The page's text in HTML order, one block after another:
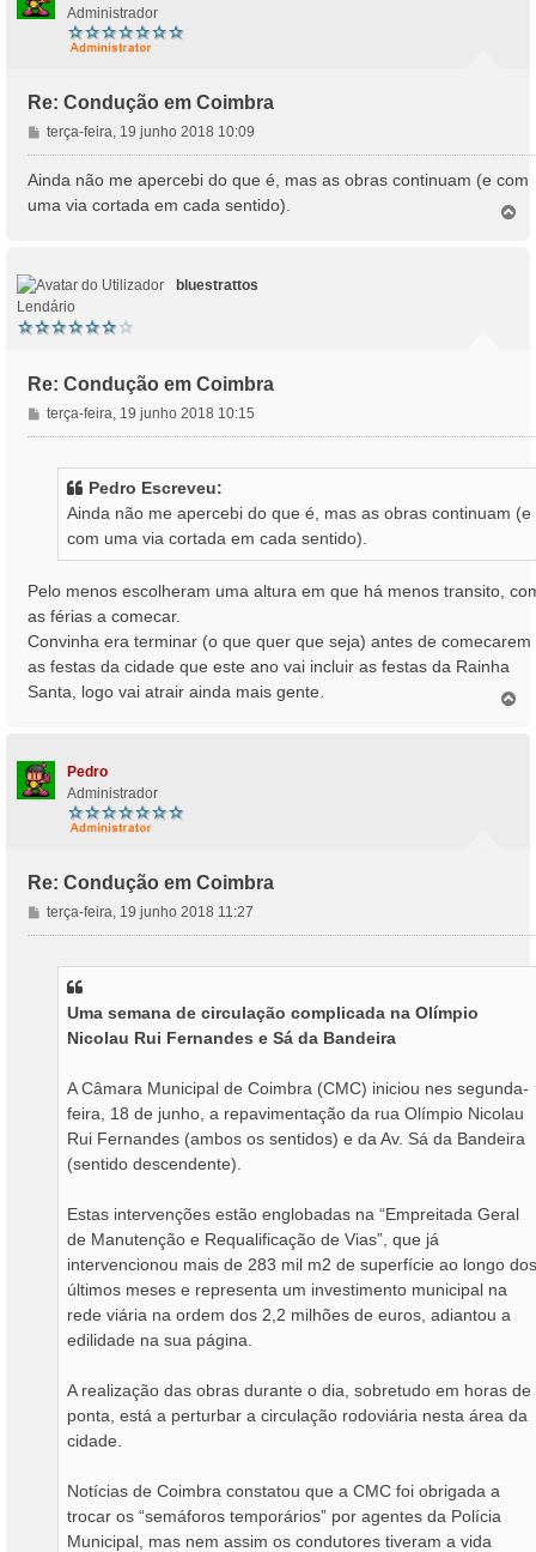
Administrador
Re: Condução em Coimbra
M
e
n
a
m
terça-feira, 19 junho 2018 10:09
Ainda não me apercebi do que é, mas as obras continuam (e com
uma via cortada em cada sentido).
bluestrattos
Lendário
Re: Condução em Coimbra
M
e
terça-feira, 19 junho 2018 10:15
Pedro Escreveu:
Ainda não me apercebi do que é, mas as obras continuam (e
com uma via cortada em cada sentido).
Pelo menos escolheram uma altura em que há menos transito,
as férias a comecar.
Convinha era terminar (o que quer que seja) antes de comecarem
as festas da cidade que este ano vai incluir as festas da Rainha
Santa, logo vai atrair ainda mais gente.
Pedro
Administrador
Re: Condução em Coimbra
M
e
terça-feira, 19 junho 2018 11:27
Uma semana de circulação complicada na Olímpio
Nicolau Rui Fernandes e Sá da Bandeira
A Câmara Municipal de Coimbra (CMC) iniciou nes segunda-
feira, 18 de junho, a repavimentação da rua Olímpio Nicolau
Rui Fernandes (ambos os sentidos) e da Av. Sá da Bandeira
(sentido descendente).
Estas intervenções estão englobadas na “Empreitada Geral
de Manutenção e Requalificação de Vias”, que já
intervencionou mais de 283 mil m2 de superfície ao longo dos
últimos meses e representa um investimento municipal na
rede viária na ordem dos 2,2 milhões de euros, adiantou a
edilidade na sua página.
A realização das obras durante o dia, sobretudo em horas de
ponta, está a perturbar a circulação rodoviária nesta área da
cidade.
Notícias de Coimbra constatou que a CMC foi obrigada a
trocar os “semáforos temporários” por agentes da Polícia
Municipal, mas nem assim os condutores tiveram a vida